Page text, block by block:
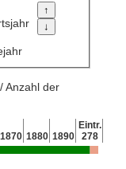
Anzahl der
1870 1880 1890
Eintr.
278